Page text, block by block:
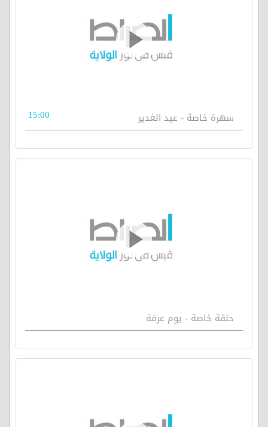
سهرة خاصة - عيد الغدير 15:00
حلقة خاصة - يوم عرفة